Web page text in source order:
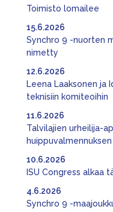
Toimisto lomailee
Synchro 9 -nuorten
nimetty
15.6.2026
Leena Laaksonen ja
teknisiin komiteoihin
12.6.2026
Talvilajien urheilija-
11.6.2026
ISU Congress alkaa
10.6.2026
Synchro 9 -
4.6.2026